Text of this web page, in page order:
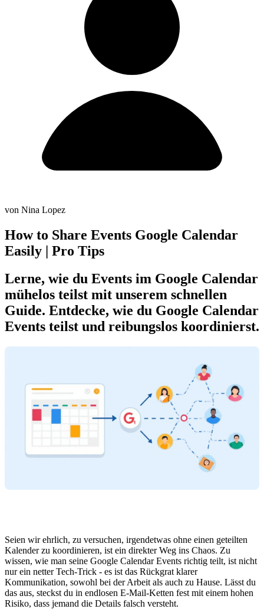
von Nina Lopez
How to Share Events Google Calendar
Easily | Pro Tips
Lerne, wie du Events im Google Calendar
mühelos teilst mit unserem schnellen
Guide. Entdecke, wie du Google Calendar
Events teilst und reibungslos koordinierst.
Seien wir ehrlich, zu versuchen, irgendetwas ohne einen geteilten
Kalender zu koordinieren, ist ein direkter Weg ins Chaos. Zu
wissen, wie man seine Google Calendar Events richtig teilt, ist nicht
nur ein netter Tech-Trick - es ist das Rückgrat klarer
Kommunikation, sowohl bei der Arbeit als auch zu Hause. Lässt du
das aus, steckst du in endlosen E-Mail-Ketten fest mit einem hohen
Risiko, dass jemand die Details falsch versteht.